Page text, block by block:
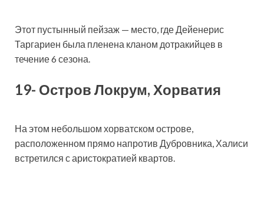
Этот пустынный пейзаж — место, где Дейенерис
Таргариен была пленена кланом дотракийцев в
течение 6 сезона.
19- Остров Локрум, Хорватия
На этом небольшом хорватском острове,
расположенном прямо напротив Дубровника, Халиси
встретился с аристократией квартов.